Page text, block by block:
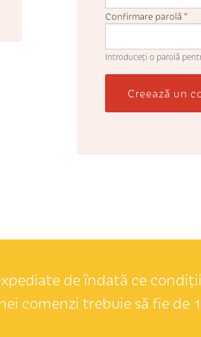
Confirmare parolă*
Introduceţi o parolă
Creează un
de îndată ce
comenzi trebuie să fie de